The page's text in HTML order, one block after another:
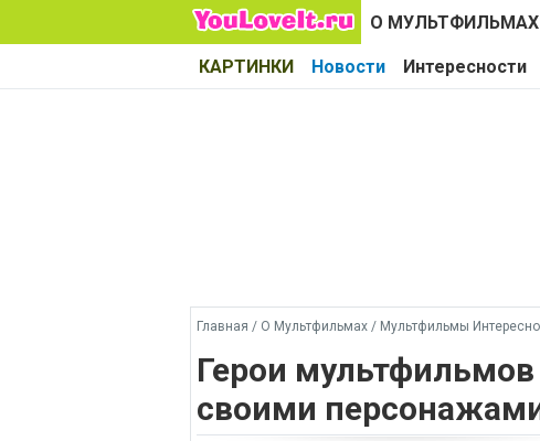
О МУЛЬТФИЛЬМАХ
КАРТИНКИ Новости Интересности
Главная / О Мультфильмах / Мультфильмы
Герои
своими